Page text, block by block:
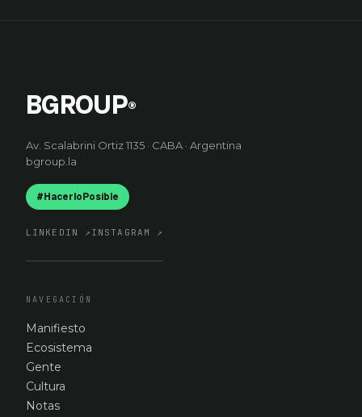
BGROUP®
Av. Scalabrini Ortiz 1135 · CABA · Argentina
bgroup.la
#HacerloPosible
LINKEDIN ↗ INSTAGRAM ↗
NAVEGACIÓN
Manifiesto
Ecosistema
Gente
Cultura
Notas